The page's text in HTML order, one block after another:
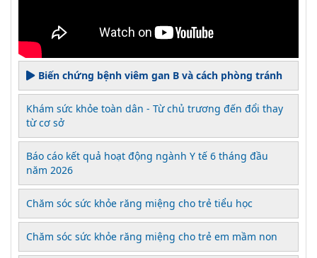
Biến chứng bệnh viêm gan B và cách phòng tránh
Khám sức khỏe toàn dân - Từ chủ trương đến đổi thay
từ cơ sở
Báo cáo kết quả hoạt động ngành Y tế 6 tháng đầu
năm 2026
Chăm sóc sức khỏe răng miệng cho trẻ tiểu học
Chăm sóc sức khỏe răng miệng cho trẻ em mầm non